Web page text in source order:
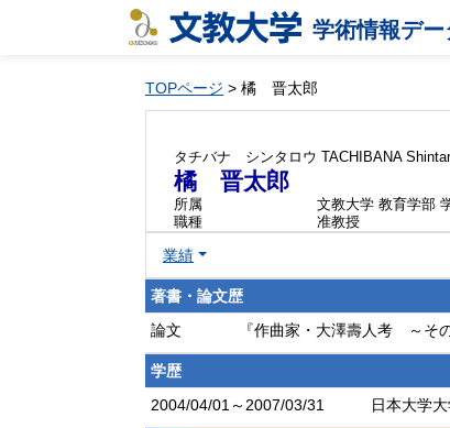
学術情報デー
TOPページ > 橘 晋太郎
タチバナ シンタロウ TACHIBANA
橘 晋太郎
所属
文教大学 教育学部
職種
准教授
業績
著書・論文歴
論文
『作曲家・大澤壽人考 ～そ
学歴
2004/04/01～2007/03/31
日本大学